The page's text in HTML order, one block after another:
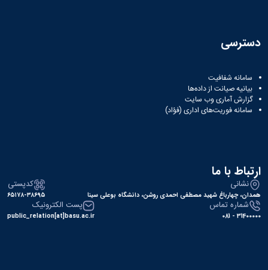
دسترسی
سامانه شفافیت
بیانیه صیانت از داده‌ها
گزارش آماری وب‌ سایت
سامانه فوریت‌های اداری (فؤاد)
ارتباط با ما
نشانی
همدان، چهارباغ شهید مصطفی احمدی روشن، دانشگاه بوعلی سینا
کدپستی
۶۵۱۷۸-۳۸۶۹۵
شماره تماس
31400000 - 081
پست الکترونیک
public_relation[at]basu.ac.ir